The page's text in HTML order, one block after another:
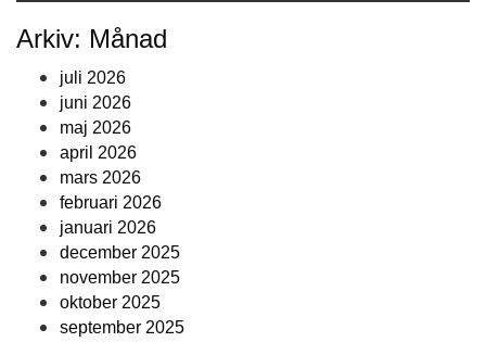
Arkiv: Månad
juli 2026
juni 2026
maj 2026
april 2026
mars 2026
februari 2026
januari 2026
december 2025
november 2025
oktober 2025
september 2025